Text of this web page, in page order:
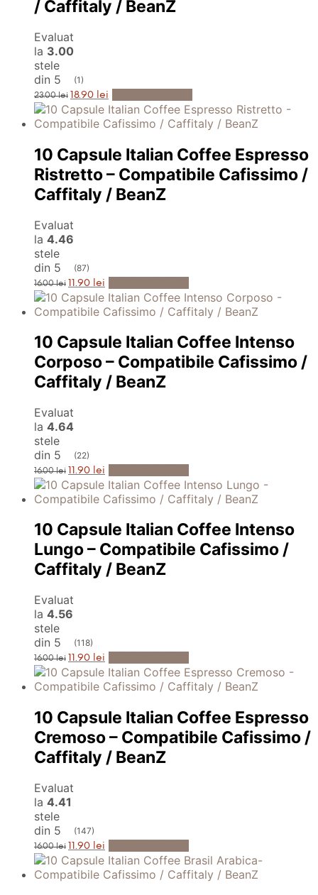
/ Caffitaly / BeanZ
Evaluat
la 3.00
stele
din 5
(1)
23.00lei Prețul
inițial
a
fost:
18.90 lei Prețul
curent
este:
18.90 lei.
10 Capsule Italian Coffee Espresso
Ristretto – Compatibile Cafissimo /
Caffitaly / BeanZ
Evaluat
la 4.46
stele
din 5
(87)
16.00lei Prețul
inițial
a
fost:
11.90 lei Prețul
curent
este:
11.90 lei.
10 Capsule Italian Coffee Intenso
Corposo – Compatibile Cafissimo /
Caffitaly / BeanZ
Evaluat
la 4.64
stele
din 5
(22)
16.00lei Prețul
inițial
a
fost:
11.90 lei Prețul
curent
este:
11.90 lei.
10 Capsule Italian Coffee Intenso
Lungo – Compatibile Cafissimo /
Caffitaly / BeanZ
Evaluat
la 4.56
stele
din 5
(118)
16.00lei Prețul
inițial
a
fost:
11.90 lei Prețul
curent
este:
11.90 lei.
10 Capsule Italian Coffee Espresso
Cremoso – Compatibile Cafissimo /
Caffitaly / BeanZ
Evaluat
la 4.41
stele
din 5
(147)
16.00lei Prețul
inițial
a
fost:
11.90 lei Prețul
curent
este:
11.90 lei.